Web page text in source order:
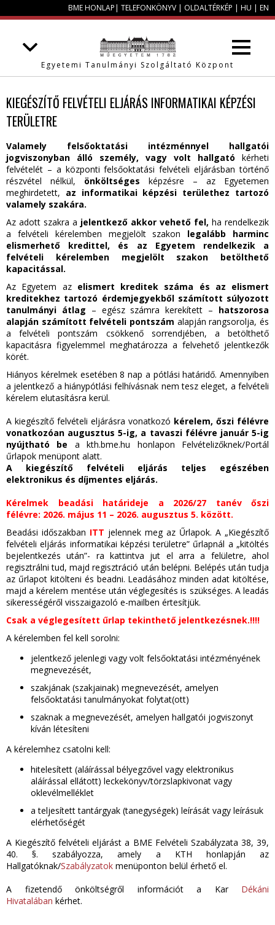
BME HONLAP| TELEFONKÖNYV | OLDALTÉRKÉP | HU | EN
Egyetemi Tanulmányi Szolgáltató Központ
KIEGÉSZÍTŐ FELVÉTELI ELJÁRÁS INFORMATIKAI KÉPZÉSI
TERÜLETRE
Valamely felsőoktatási intézménnyel hallgatói
jogviszonyban álló személy, vagy volt hallgató kérheti
felvételét – a központi felsőoktatási felvételi eljárásban történő
részvétel nélkül, önköltséges képzésre – az Egyetemen
meghirdetett, az informatikai képzési területhez tartozó
valamely szakára.
Az adott szakra a jelentkező akkor vehető fel, ha rendelkezik
a felvételi kérelemben megjelölt szakon legalább harminc
elismerhető kredittel,
és az Egyetem rendelkezik a
felvételi kérelemben megjelölt szakon betölthető
kapacitással.
Az Egyetem az elismert kreditek száma és az elismert
kreditekhez tartozó érdemjegyekből számított súlyozott
tanulmányi átlag – egész számra kerekített – hatszorosa
alapján számított felvételi pontszám alapján rangsorolja, és
a felvételi pontszám csökkenő sorrendjében, a betölthető
kapacitásra figyelemmel meghatározza a felvehető jelentkezők
körét.
Hiányos kérelmek esetében 8 nap a pótlási határidő. Amennyiben
a jelentkező a hiánypótlási felhívásnak nem tesz eleget, a felvételi
kérelem elutasításra kerül.
A kiegészítő felvételi eljárásra vonatkozó kérelem, őszi félévre
vonatkozóan augusztus 5-ig, a tavaszi félévre január 5-ig
nyújtható be a kth.bme.hu honlapon Felvételizőknek/Portál
űrlapok menüpont alatt.
A kiegészítő felvételi eljárás teljes egészében
elektronikus és díjmentes eljárás.
Kérelmek beadási határideje a 2026/27 tanév őszi
félévre: 2026. május 11 – 2026. augusztus 5. között.
Beadási időszakban ITT jelennek meg az Űrlapok. A „Kiegészítő
felvételi eljárás informatikai képzési területre” űrlapnál a „kitöltés
bejelentkezés után”- ra kattintva jut el arra a felületre, ahol
regisztrálni tud, majd regisztráció után belépni. Belépés után tudja
az űrlapot kitölteni és beadni. Leadásához minden adat kitöltése,
majd a kérelem mentése után véglegesítés is szükséges. A leadás
sikerességéről visszaigazoló e-mailben értesítjük.
Csak a véglegesített űrlap tekinthető jelentkezésnek.!!!!
A kérelemben fel kell sorolni:
jelentkező jelenlegi vagy volt felsőoktatási intézményének
megnevezését,
szakjának (szakjainak) megnevezését, amelyen
felsőoktatási tanulmányokat folytat(ott)
szaknak a megnevezését, amelyen hallgatói jogviszonyt
kíván létesíteni
A kérelemhez csatolni kell:
hitelesített (aláírással bélyegzővel vagy elektronikus
aláírással ellátott) leckekönyv/törzslapkivonat vagy
oklevélmelléklet
a teljesített tantárgyak (tanegységek) leírását vagy leírásuk
elérhetőségét
A Kiegészítő felvételi eljárást a BME Felvételi Szabályzata 38, 39,
40. §. szabályozza, amely a KTH honlapján az
Hallgatóknak/Szabályzatok menüponton belül érhető el.
A fizetendő önköltségről információt a Kar Dékáni
Hivatalában kérhet.